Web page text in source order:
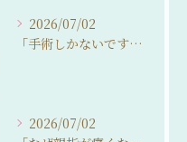
2026/07/02
「手術しかないですね…」
2026/07/02